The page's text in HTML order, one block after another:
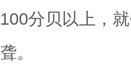
100分贝以上，
聋。